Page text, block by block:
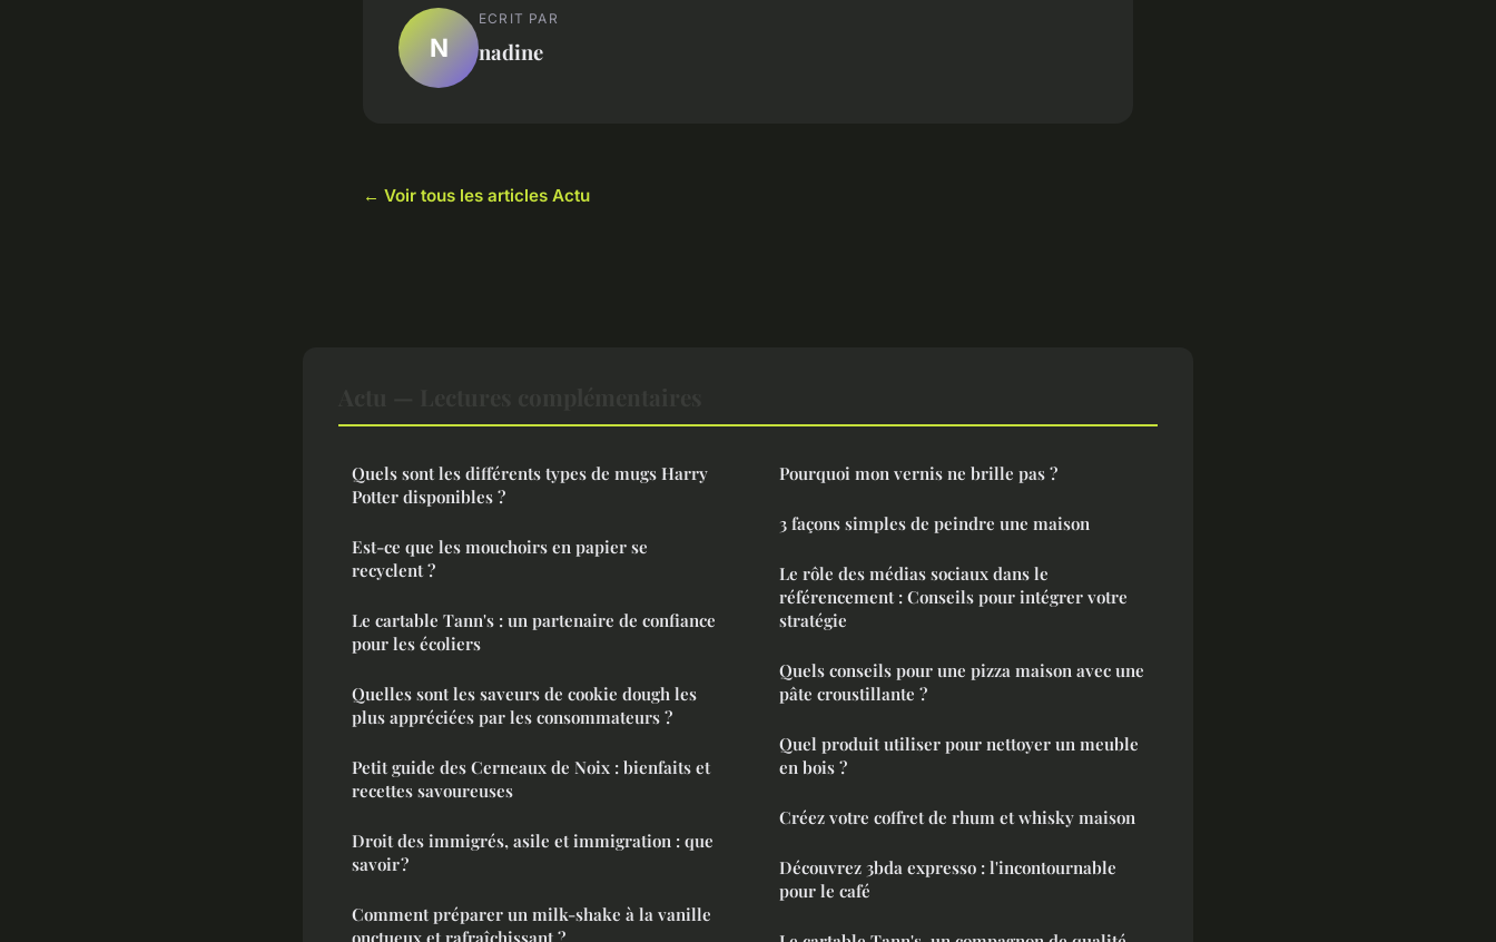
N
ECRIT PAR
nadine
← Voir tous les articles Actu
Quels sont les différents types de mugs Harry
Potter disponibles ?
Est-ce que les mouchoirs en papier se
recyclent ?
Le cartable Tann's : un partenaire de confiance
pour les écoliers
Quelles sont les saveurs de cookie dough les
plus appréciées par les consommateurs ?
Petit guide des Cerneaux de Noix : bienfaits et
recettes savoureuses
Droit des immigrés, asile et immigration : que
savoir ?
Comment préparer un milk-shake à la vanille
onctueux et rafraîchissant ?
Pourquoi mon vernis ne brille pas ?
3 façons simples de peindre une maison
Le rôle des médias sociaux dans le
référencement : Conseils pour intégrer votre
stratégie
Quels conseils pour une pizza maison avec une
pâte croustillante ?
Quel produit utiliser pour nettoyer un meuble
en bois ?
Créez votre coffret de rhum et whisky maison
Découvrez 3bda expresso : l'incontournable
pour le café